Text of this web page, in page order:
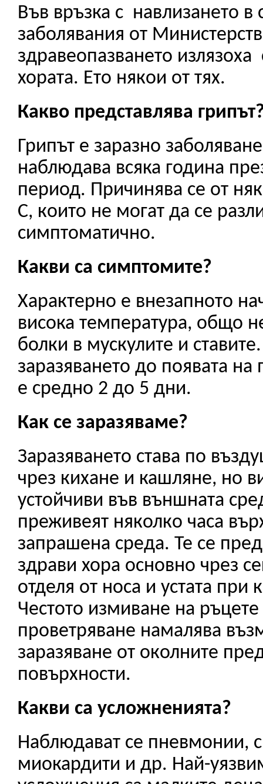
Във връзка с навлизането в
заболявания от
здравеопазването
хората. Ето някои от тях.
Какво представлява
Грипът е заразно
наблюдава всяка година
период. Причинява се от
С, които не могат да се
симптоматично.
Какви са симптомите?
Характерно е внезапното
висока температура, общо
болки в мускулите и
заразяването до появата
е средно 2 до 5 дни.
Как се заразяваме?
Заразяването става по
чрез кихане и кашляне, но
устойчиви във външната
преживеят няколко часа
запрашена среда. Те се
здрави хора основно чрез
отделя от носа и устата при
Честото измиване на
проветряване намалява
заразяване от околните
повърхности.
Какви са усложненията?
Наблюдават се пневмонии,
миокардити и др. Най-